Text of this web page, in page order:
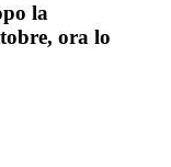
la
ora lo